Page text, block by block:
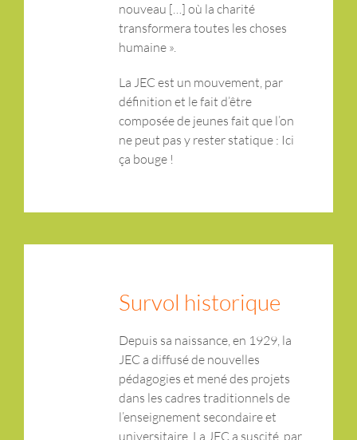
nouveau […] où la charité
transformera toutes les choses
humaine ».
La JEC est un mouvement, par
définition et le fait d’être
composée de jeunes fait que l’on
ne peut pas y rester statique : Ici
ça bouge !
Survol historique
Depuis sa naissance, en 1929, la
JEC a diffusé de nouvelles
pédagogies et mené des projets
dans les cadres traditionnels de
l’enseignement secondaire et
universitaire. La JEC a suscité, par